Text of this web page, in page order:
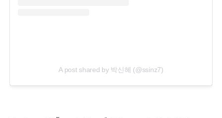
A post shared by 박신혜 (@ssinz7)